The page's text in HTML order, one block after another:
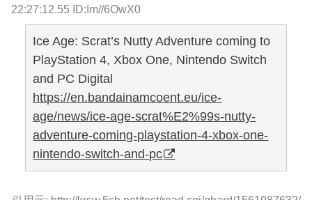
22:27:12.55 ID:Im//6OwX0
Ice Age: Scrat’s Nutty Adventure coming to
PlayStation 4, Xbox One, Nintendo Switch
and PC Digital
https://en.bandainamcoent.eu/ice-
age/news/ice-age-scrat%E2%99s-nutty-
adventure-coming-playstation-4-xbox-one-
nintendo-switch-and-pc